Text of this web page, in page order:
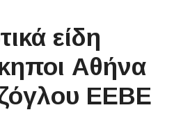
είδη
Αθήνα
ΕΕΒΕ